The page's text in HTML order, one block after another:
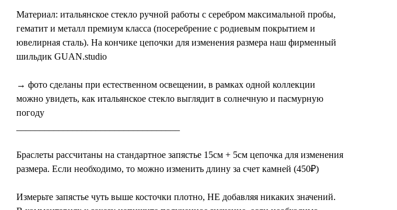
Материал: итальянское стекло ручной работы с серебром максимальной пробы,
гематит и металл премиум класса (посеребрение с родиевым покрытием и
ювелирная сталь). На кончике цепочки для изменения размера наш фирменный
шильдик GUAN.studio
→ фото сделаны при естественном освещении, в рамках одной коллекции
можно увидеть, как итальянское стекло выглядит в солнечную и пасмурную
погоду
Браслеты рассчитаны на стандартное запястье 15см + 5см цепочка для изменения
размера. Если необходимо, то можно изменить длину за счет камней (450₽)
Измерьте запястье чуть выше косточки плотно, НЕ добавляя никаких значений.